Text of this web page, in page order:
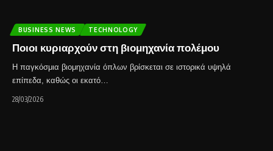
BUSINESS NEWS TECHNOLOGY
Ποιοι κυριαρχούν στη βιομηχανία πολέμου
Η παγκόσμια βιομηχανία όπλων βρίσκεται σε ιστορικά υψηλά
επίπεδα, καθώς οι εκατό…
28/03/2026